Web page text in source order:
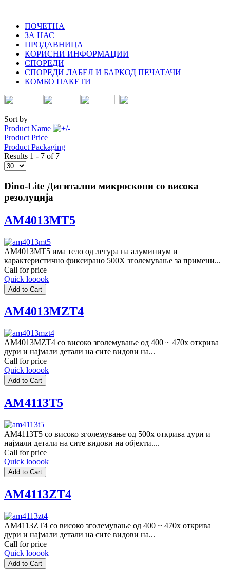
ПОЧЕТНА
ЗА НАС
ПРОДАВНИЦА
КОРИСНИ ИНФОРМАЦИИ
СПОРЕДИ
СПОРЕДИ ЛАБЕЛ И БАРКОД ПЕЧАТАЧИ
КОМБО ПАКЕТИ
Sort by
Product Name
Product Price
Product Packaging
Results 1 - 7 of 7
Dino-Lite Дигитални микроскопи со висока
резолуција
AM4013MT5
AM4013MT5 има тело од легура на алуминиум и
карактеристично фиксирано 500X зголемување за примени...
Call for price
Quick looook
AM4013MZT4
AM4013MZT4 со високо зголемување од 400 ~ 470x открива
дури и најмали детали на сите видови на...
Call for price
Quick looook
AM4113T5
AM4113T5 со високо зголемување од 500x открива дури и
најмали детали на сите видови на објекти....
Call for price
Quick looook
AM4113ZT4
AM4113ZT4 со високо зголемување од 400 ~ 470x открива
дури и најмали детали на сите видови на...
Call for price
Quick looook